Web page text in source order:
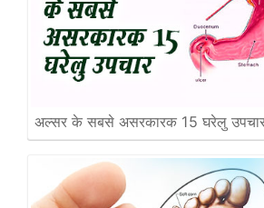
अल्सर के सबसे असरकारक 15 घरेलु